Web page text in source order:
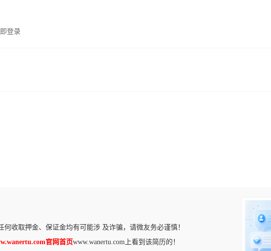
登录
何收取押金、保证金均有可能涉 及诈骗，请微友务必谨慎！
官网首页www.wanertu.com上看到该简历的！